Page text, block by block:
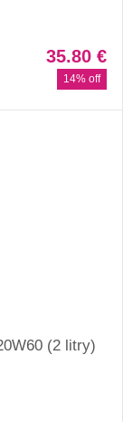
35.80 €
14% off
(2 litry)